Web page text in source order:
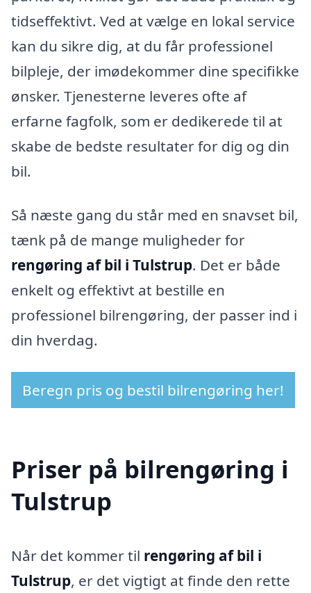
tidseffektivt. Ved at vælge en lokal service
kan du sikre dig, at du får professionel
bilpleje, der imødekommer dine specifikke
ønsker. Tjenesterne leveres ofte af
erfarne fagfolk, som er dedikerede til at
skabe de bedste resultater for dig og din
bil.
Så næste gang du står med en snavset bil,
tænk på de mange muligheder for
rengøring af bil i Tulstrup. Det er både
enkelt og effektivt at bestille en
professionel bilrengøring, der passer ind i
din hverdag.
Beregn pris og bestil bilrengøring her!
Priser på bilrengøring i
Tulstrup
Når det kommer til rengøring af bil i
Tulstrup, er det vigtigt at finde den rette